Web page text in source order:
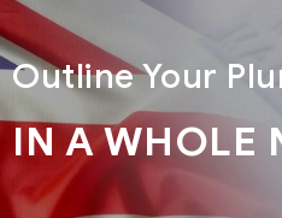
Outline Your
IN A WHOLE